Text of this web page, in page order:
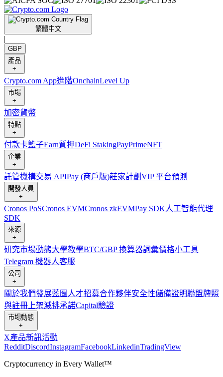
繁體中文
|
GBP
產品
+
Crypto.com App進階OnchainLevel Up
市場
+
加密貨幣
特點
+
付款卡籃子Earn質押DeFi StakingPayPrimeNFT
企業
+
託管機構交易 APIPay (商戶版)莊家計劃 VIP 平台預測
開發人員
+
Cronos PoSCronos EVMCronos zkEVMPay SDK人工智能代理
SDK
來源
+
研究市場動態大學教學BTC/GBP 換算器詞彙價格小工具
Telegram 機器人客服
公司
+
關於我們發展藍圖 人才招募合作夥伴安全性儲備證明聯盟牌照
與註冊 上架減排承諾Capital驗證
市場動態
+
X產品新訊活動
RedditDiscordInstagramFacebookLinkedinTradingView
Cryptocurrency in Every Wallet™